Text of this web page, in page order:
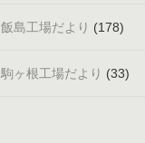
飯島工場だより (178)
駒ヶ根工場だより (33)